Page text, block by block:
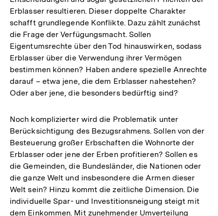
Erblasser resultieren. Dieser doppelte Charakter
schafft grundlegende Konflikte. Dazu zählt zunächst
die Frage der Verfügungsmacht. Sollen
Eigentumsrechte über den Tod hinauswirken, sodass
Erblasser über die Verwendung ihrer Vermögen
bestimmen können? Haben andere spezielle Anrechte
darauf – etwa jene, die dem Erblasser nahestehen?
Oder aber jene, die besonders bedürftig sind?
Noch komplizierter wird die Problematik unter
Berücksichtigung des Bezugsrahmens. Sollen von der
Besteuerung großer Erbschaften die Wohnorte der
Erblasser oder jene der Erben profitieren? Sollen es
die Gemeinden, die Bundesländer, die Nationen oder
die ganze Welt und insbesondere die Armen dieser
Welt sein? Hinzu kommt die zeitliche Dimension. Die
individuelle Spar- und Investitionsneigung steigt mit
dem Einkommen. Mit zunehmender Umverteilung